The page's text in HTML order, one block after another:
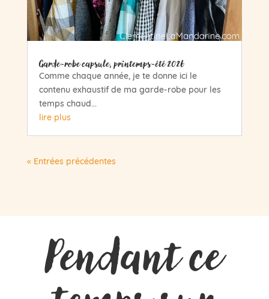
Garde-robe capsule, printemps-été 2026
Comme chaque année, je te donne ici le
contenu exhaustif de ma garde-robe pour les
temps chaud...
lire plus
« Entrées précédentes
Pendant ce